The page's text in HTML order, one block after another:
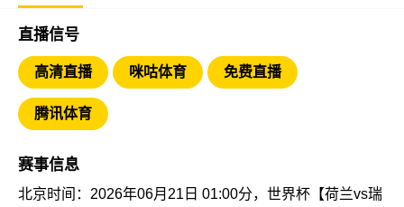
直播信号
高清直播 咪咕体育 免费直播
腾讯体育
赛事信息
北京时间：2026年06月21日 01:00分，世界杯【荷兰vs瑞